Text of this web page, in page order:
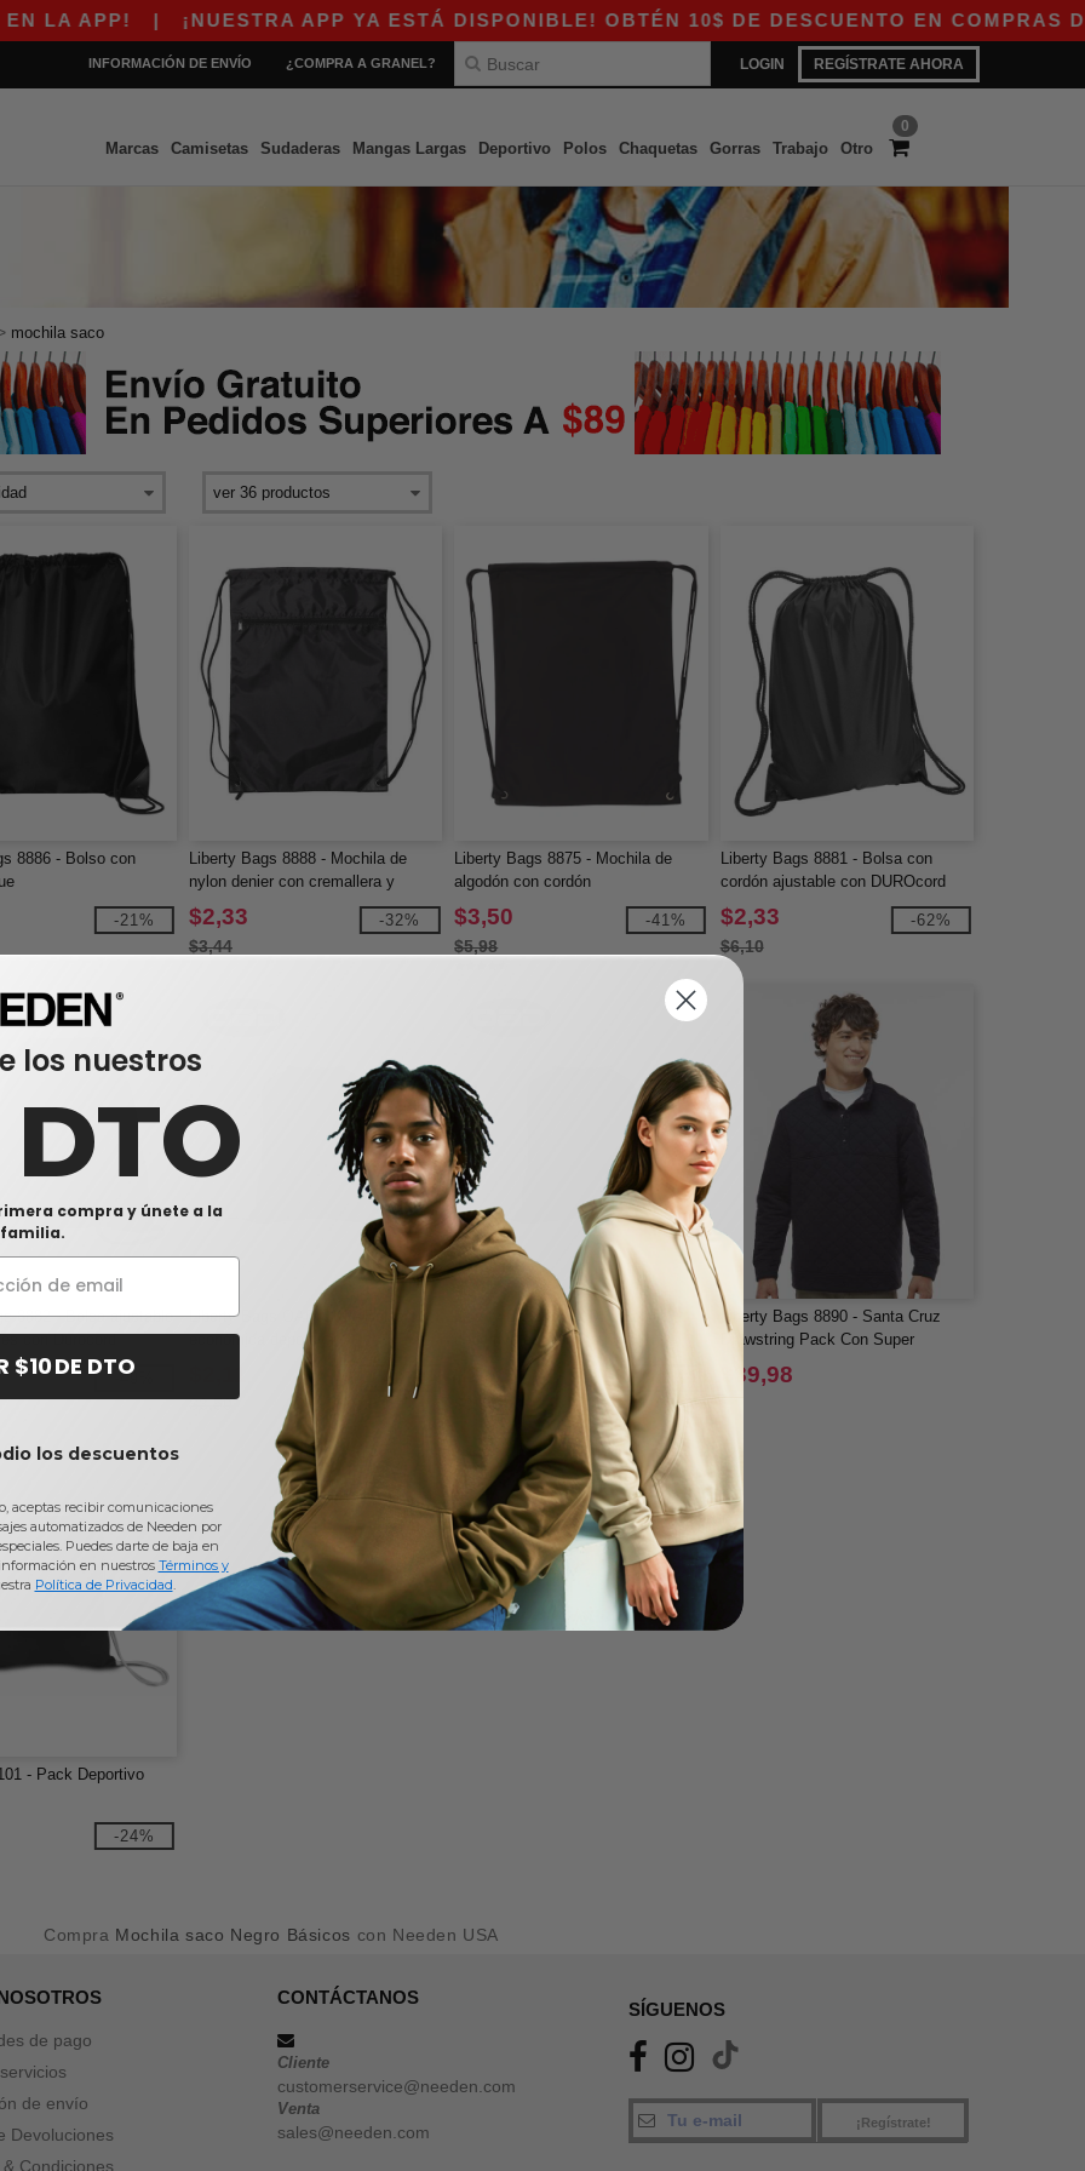
APP!| ¡NUESTRA APP YA ESTÁ DISPONIBLE! OBTÉN 10$ DE DESCUENTO EN COMPRAS DE
LOGIN REGÍSTRATE AHORA
INFORMACIÓN DE ENVÍO ¿COMPRA A GRANEL?
0
Marcas Camisetas Sudaderas Mangas Largas Deportivo Polos Chaquetas Gorras Trabajo Otro
mochila saco
8886 - Bolso con
-21%
Liberty Bags 8888 - Mochila de
nylon denier con cremallera y
cordón
$2,33
$3,44
-32%
Liberty Bags 8875 - Mochila de
algodón con cordón
$3,50
$5,98
-41%
Liberty Bags 8881 - Bolsa con
cordón ajustable con DUROcord
$2,33
$6,10
-62%
8882 - Bolsa ajustable
con Durocord
-49%
Liberty Bags OAD0101 - Bolsa
económica deportiva
$3,50
-40%
Liberty Bags OAD101 - Bolso
deportivo económico OAD
$2,11
Liberty Bags 8890 - Santa Cruz
Drawstring Pack Con Super
DUROcord
$39,98
- Pack Deportivo
-24%
Compra Mochila saco Negro Básicos con Needen USA
de pago
de envío
Devoluciones
Condiciones
CONTÁCTANOS
Cliente
customerservice@needen.com
Venta
sales@needen.com
SÍGUENOS
¡Regístrate!
los nuestros
compra y únete a la
familia.
$10 DE DTO
los descuentos
aceptas recibir comunicaciones
automatizados de Needen por
Puedes darte de baja en
en nuestros Términos y
Política de Privacidad.